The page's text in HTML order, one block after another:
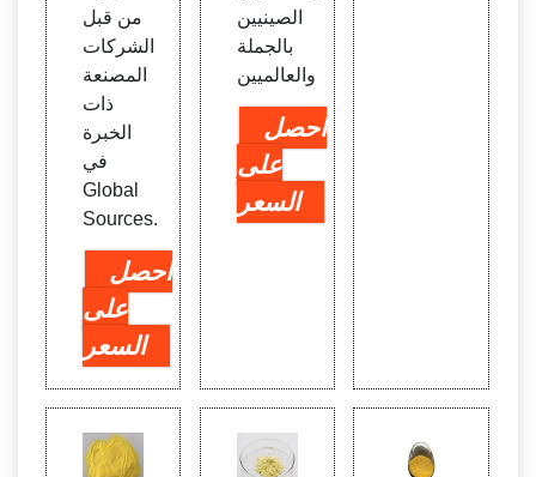
من قبل
الشركات
المصنعة
ذات
الخبرة
في
Global
Sources.
احصل
على
السعر
الصينيين
بالجملة
والعالميين
احصل
على
السعر